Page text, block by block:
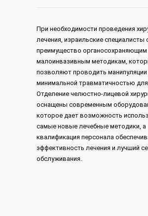
При необходимости проведения
лечения, израильские специалисты
преимущество органосохраняющим
малоинвазивным методикам,
позволяют проводить манипуляции
минимальной травматичностью
Отделение челюстно-лицевой
оснащены современным
которое дает возможность
самые новые лечебные методики, а
квалификация персонала
эффективность лечения и лучший
обслуживания.